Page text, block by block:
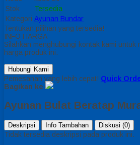
Stok
Tersedia
Kategori Ayunan Bundar
Tentukan pilihan yang tersedia!
INFO HARGA
Silahkan menghubungi kontak kami untuk
harga produk ini.
Hubungi Kami
Pemesanan yang lebih cepat! Quick
Bagikan ke
Ayunan Bulat Beratap
Deskripsi Info Tambahan Diskusi (0)
Tidak tersedia deskripsi pada produk ini.